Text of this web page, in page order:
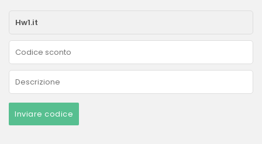
Inviare codice